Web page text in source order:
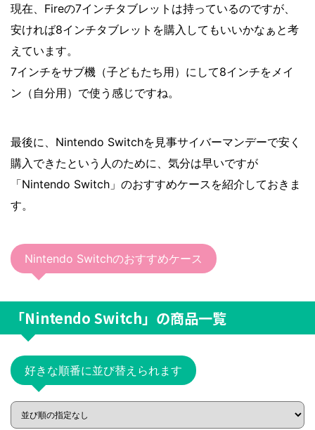
現在、Fireの7インチタブレットは持っているのですが、
安ければ8インチタブレットを購入してもいいかなぁと考
えています。
7インチをサブ機（子どもたち用）にして8インチをメイ
ン（自分用）で使う感じですね。
最後に、Nintendo Switchを見事サイバーマンデーで安く
購入できたという人のために、気分は早いですが
「Nintendo Switch」のおすすめケースを紹介しておきま
す。
Nintendo Switchのおすすめケース
「Nintendo Switch」 の商品一覧
好きな順番に並び替えられます